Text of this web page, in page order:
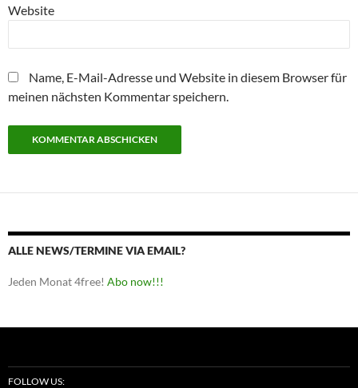
Website
Name, E-Mail-Adresse und Website in diesem Browser für
meinen nächsten Kommentar speichern.
ALLE NEWS/TERMINE VIA EMAIL?
Jeden Monat 4free! Abo now!!!
FOLLOW US: